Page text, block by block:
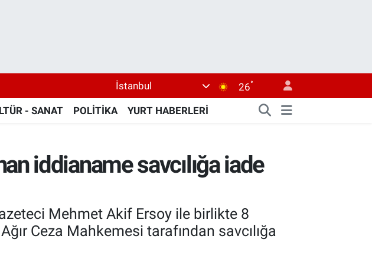
İstanbul 26°
- SANAT POLİTİKA YURT HABERLERİ
iddianame savcılığa iade
Mehmet Akif Ersoy ile birlikte 8
Ceza Mahkemesi tarafından savcılığa